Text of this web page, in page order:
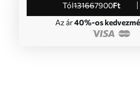
Tól131667900Ft
Az ár40%-os